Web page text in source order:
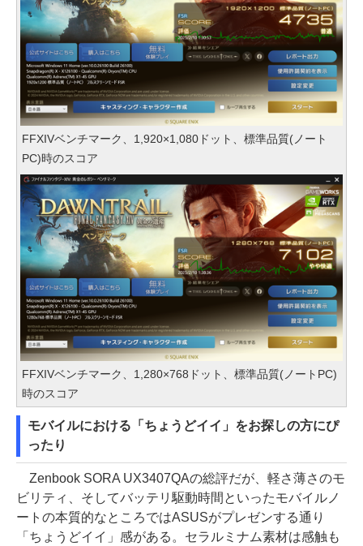
FFXIVベンチマーク、1,920×1,080ドット、標準品質(ノート
PC)時のスコア
FFXIVベンチマーク、1,280×768ドット、標準品質(ノートPC)
時のスコア
モバイルにおける「ちょうどイイ」をお探しの方にぴ
ったり
Zenbook SORA UX3407QAの総評だが、軽さ薄さのモ
ビリティ、そしてバッテリ駆動時間といったモバイルノ
ートの本質的なところではASUSがプレゼンする通り
「ちょうどイイ」感がある。セラルミナム素材は感触も